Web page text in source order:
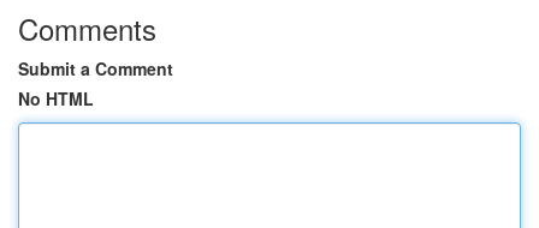
Comments
Submit a Comment
No HTML